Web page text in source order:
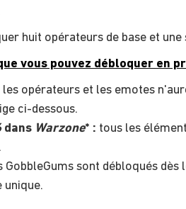
huit opérateurs de base et
vous pouvez débloquer en
les opérateurs et les emotes
ci-dessous.
dans Warzone* : tous les
GobbleGums sont débloqués
unique.